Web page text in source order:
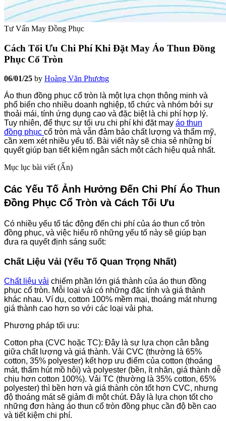
Tư Vấn May Đồng Phục
Cách Tối Ưu Chi Phí Khi Đặt May Áo Thun Đồng
Phục Cổ Tròn
06/01/25 by Hoàng Văn Phương
Áo thun đồng phục cổ tròn là một lựa chọn thông minh và
phổ biến cho nhiều doanh nghiệp, tổ chức và nhóm bởi sự
thoải mái, tính ứng dụng cao và đặc biệt là chi phí hợp lý.
Tuy nhiên, để thực sự tối ưu chi phí khi đặt may áo thun
đồng phục cổ tròn mà vẫn đảm bảo chất lượng và thẩm mỹ,
cần xem xét nhiều yếu tố. Bài viết này sẽ chia sẻ những bí
quyết giúp bạn tiết kiệm ngân sách một cách hiệu quả nhất.
Mục lục bài viết (Ẩn)
Các Yếu Tố Ảnh Hưởng Đến Chi Phí Áo Thun
Đồng Phục Cổ Tròn và Cách Tối Ưu
Có nhiều yếu tố tác động đến chi phí của áo thun cổ tròn
đồng phục, và việc hiểu rõ những yếu tố này sẽ giúp bạn
đưa ra quyết định sáng suốt:
Chất Liệu Vải (Yếu Tố Quan Trọng Nhất)
Chất liệu vải chiếm phần lớn giá thành của áo thun đồng
phục cổ tròn. Mỗi loại vải có những đặc tính và giá thành
khác nhau. Ví dụ, cotton 100% mềm mại, thoáng mát nhưng
giá thành cao hơn so với các loại vải pha.
Phương pháp tối ưu:
Cotton pha (CVC hoặc TC): Đây là sự lựa chọn cân bằng
giữa chất lượng và giá thành. Vải CVC (thường là 65%
cotton, 35% polyester) kết hợp ưu điểm của cotton (thoáng
mát, thấm hút mồ hôi) và polyester (bền, ít nhăn, giá thành dễ
chịu hơn cotton 100%). Vải TC (thường là 35% cotton, 65%
polyester) thì bền hơn và giá thành còn tốt hơn CVC, nhưng
độ thoáng mát sẽ giảm đi một chút. Đây là lựa chọn tốt cho
những đơn hàng áo thun cổ tròn đồng phục cần độ bền cao
và tiết kiệm chi phí.